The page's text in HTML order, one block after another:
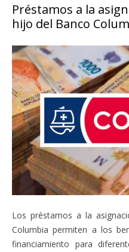
Préstamos a la
hijo del Banco
Los préstamos a la
Columbia permiten a los
financiamiento para